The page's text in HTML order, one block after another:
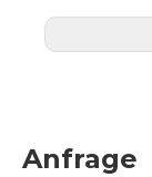
Anfrage